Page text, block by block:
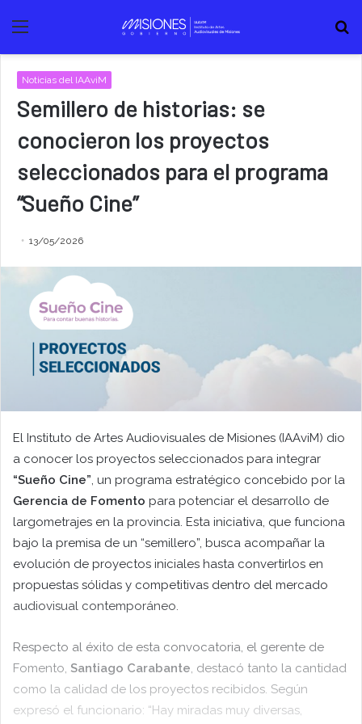
Noticias del IAAviM
Semillero de historias: se
conocieron los proyectos
seleccionados para el programa
“Sueño Cine”
13/05/2026
El Instituto de Artes Audiovisuales de Misiones (IAAviM) dio
a conocer los proyectos seleccionados para integrar
“Sueño Cine”, un programa estratégico concebido por la
Gerencia de Fomento para potenciar el desarrollo de
largometrajes en la provincia. Esta iniciativa, que funciona
bajo la premisa de un “semillero”, busca acompañar la
evolución de proyectos iniciales hasta convertirlos en
propuestas sólidas y competitivas dentro del mercado
audiovisual contemporáneo.
Respecto al éxito de esta convocatoria, el gerente de
Fomento, Santiago Carabante, destacó tanto la cantidad
como la calidad de los proyectos recibidos. Según
expresó el funcionario: “Hay miradas muy diversas,